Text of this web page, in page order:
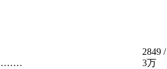
2849 /
3万